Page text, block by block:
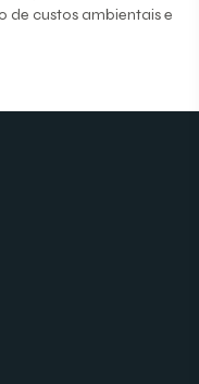
custos ambientais e